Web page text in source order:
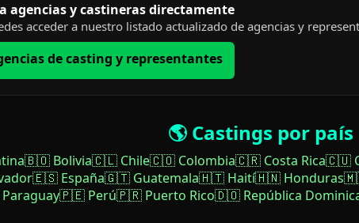
agencias y castineras directamente
acceder a nuestro listado actualizado de agencias y
de casting y representantes
🌎 Castings por país
🇧🇴 Bolivia🇨🇱 Chile🇨🇴 Colombia🇨🇷 Costa Rica🇨🇺
🇪🇸 España🇬🇹 Guatemala🇭🇹 Haití🇭🇳 Honduras
🇵🇪 Perú🇵🇷 Puerto Rico🇩🇴 República